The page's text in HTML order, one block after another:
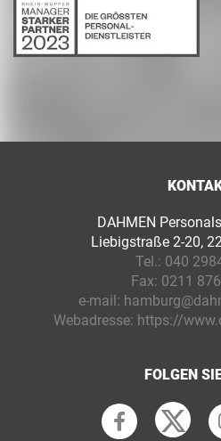
DAHMEN
Liebigstraße 2-20,
Tel.: 040
Fax: 0211
e-mail:
Webadresse: https://
FOLGEN